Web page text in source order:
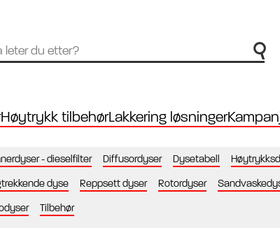
Høytrykk tilbehørLakkering løsninger
- dieselfilter Diffusordyser Dysetabell
dyse Reppsett dyser Rotordyser
Tilbehør